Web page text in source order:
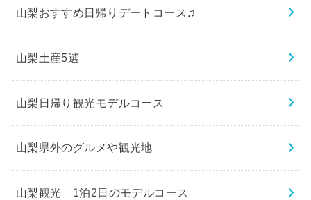
山梨おすすめ日帰りデートコース♫
山梨土産5選
山梨日帰り観光モデルコース
山梨県外のグルメや観光地
山梨観光 1泊2日のモデルコース